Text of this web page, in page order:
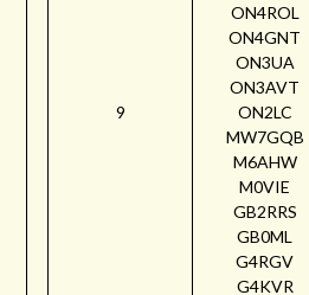
9
ON4ROL
ON4GNT
ON3UA
ON3AVT
ON2LC
MW7GQB
M6AHW
M0VIE
GB2RRS
GB0ML
G4RGV
G4KVR